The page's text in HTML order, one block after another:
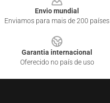
Envio mundial
Enviamos para mais de 200 países
Garantia internacional
Oferecido no país de uso